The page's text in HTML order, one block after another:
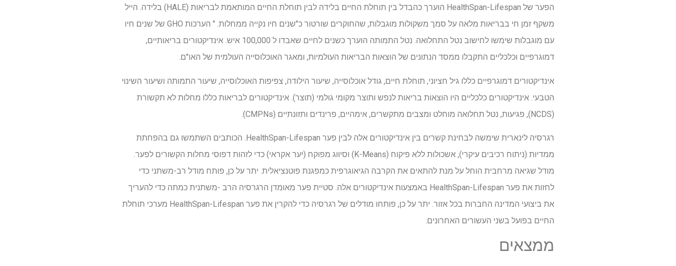
הפער של HealthSpan-Lifespan הוערך כהבדל בין תוחלת החיים בלידה לבין תוחלת החיים המותאמת לבריאות (HALE) בלידה. הייל
משקף זמן חי בבריאות מלאה על סמך משקולות מוגבלות, שהחוקרים שורטור כ"שנים חיו נקייה ממחלות. " הערכות GHO של שנים חיו
עם מוגבלות שימשו לחישוב נטל התחלואה. נטל התמותה הוערך כשנים לחיים שאבדו ל 100,000 איש. אינדיקטורים בריאותיים,
דמוגרפיים וכלכליים התקבלו ממסד הנתונים של הוצאות הבריאות העולמיות, ומאגר האוכלוסייה העולמית של האו"ם.
אינדיקטורים דמוגרפיים כללו גיל חציוני, תוחלת חיים, גודל אוכלוסייה, שיעור הילודה, צפיפות האוכלוסייה, שיעור התמותה ושיעור השינוי
הטבעי. אינדיקטורים כלכליים היו הוצאות בריאות לנפש ותוצר מקומי גולמי (תוצר). אינדיקטורים לבריאות כללו מחלות לא תקשורת
(NCDS), פגיעות, נטל תחלואה מוחלט ומצבים מתקשרים, אימהיים, פרינדים ותזונתיים (CMPNs).
רגרסיה לינארית שימשה לבחינת קשרים בין אינדיקטורים אלה לבין פער HealthSpan-Lifespan. הכותבים השתמשו גם בהפחתת
ממדיות (ניתוח רכיבים עיקרי), אשכולות ללא פיקוח (K-Means) וסיווג מפוקח (יער אקראי) כדי לזהות דפוסי מחלות הקשורים לפער.
מודל שגיאה מרחבית הוחל על מנת להתאים את הקרבה הגיאוגרפית כמפגנת פוטנציאלית. יתר על כן, פותח מודל רב-משתני כדי
לחזות את פער HealthSpan-Lifespan באמצעות אינדיקטורים אלה. סטיית פער מאומדן הרגרסיה הרב -משתנית כמתה כדי להעריך
את ביצועי המדינה החברות בכל אזור. יתר על כן, פותחו מודלים של רגרסיה כדי להקרין את פער HealthSpan-Lifespan מערכי תוחלת
החיים בפועל בשני העשורים האחרונים.
ממצאים